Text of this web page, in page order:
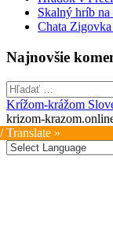
Skalný hríb
Chata
Najnovšie
Hľadať:
Krížom-krážom
krizom-
Translate »